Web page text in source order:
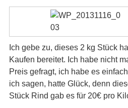
Ich gebe zu, dieses 2 kg Stück
Kaufen bereitet. Ich habe nicht
Preis gefragt, ich habe es
ich sagen, hatte Glück, denn
Stück Rind gab es für 20€ pro